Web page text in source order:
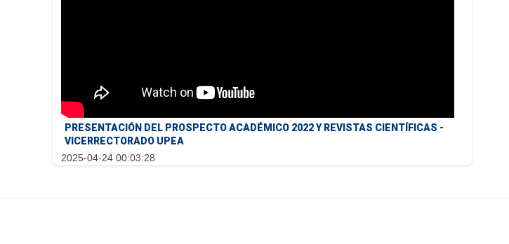
PRESENTACIÓN DEL PROSPECTO ACADÉMICO 2022 Y REVISTAS CIENTÍFICAS -
VICERRECTORADO UPEA
2025-04-24 00:03:28